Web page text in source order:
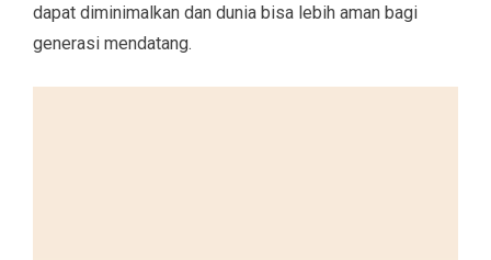
dapat diminimalkan dan dunia bisa lebih aman bagi
generasi mendatang.